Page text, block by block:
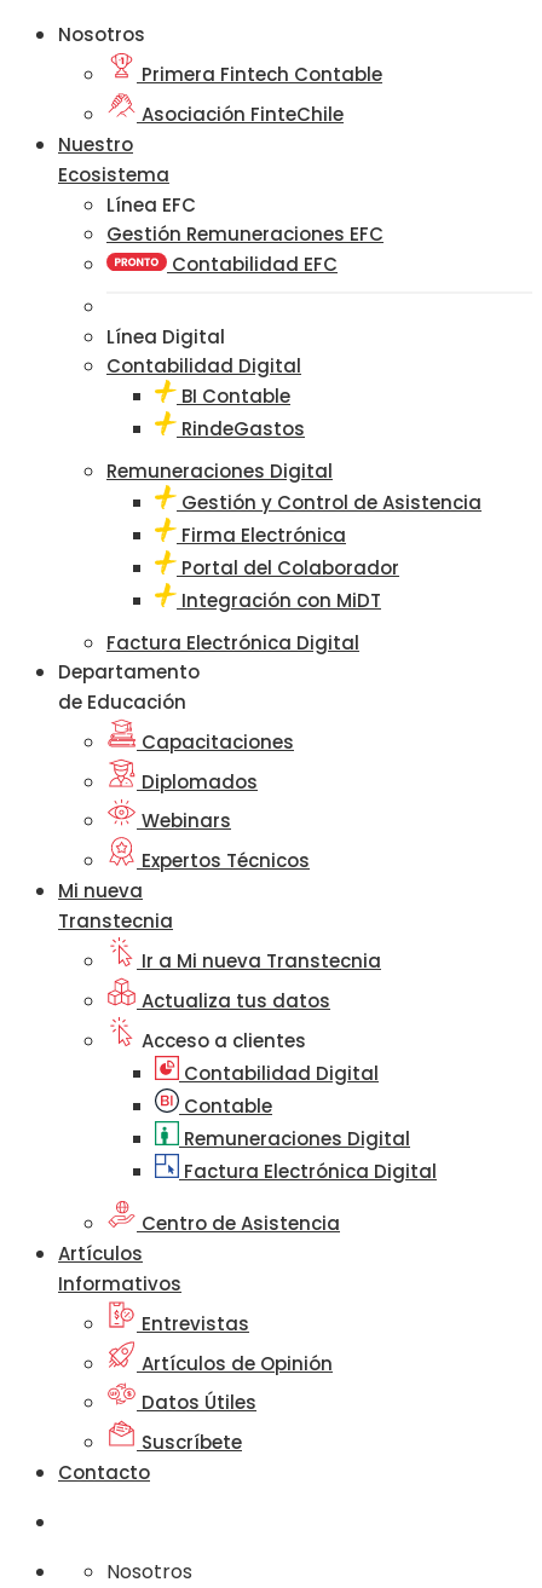
Nosotros
Primera Fintech Contable
Asociación FinteChile
Nuestro
Ecosistema
Línea EFC
Gestión Remuneraciones EFC
Contabilidad EFC
Línea Digital
Contabilidad Digital
BI Contable
RindeGastos
Remuneraciones Digital
Gestión y Control de Asistencia
Firma Electrónica
Portal del Colaborador
Integración con MiDT
Factura Electrónica Digital
Departamento
de Educación
Capacitaciones
Diplomados
Webinars
Expertos Técnicos
Mi nueva
Transtecnia
Ir a Mi nueva Transtecnia
Actualiza tus datos
Acceso a clientes
Contabilidad Digital
Contable
Remuneraciones Digital
Factura Electrónica Digital
Centro de Asistencia
Artículos
Informativos
Entrevistas
Artículos de Opinión
Datos Útiles
Suscríbete
Contacto
Nosotros